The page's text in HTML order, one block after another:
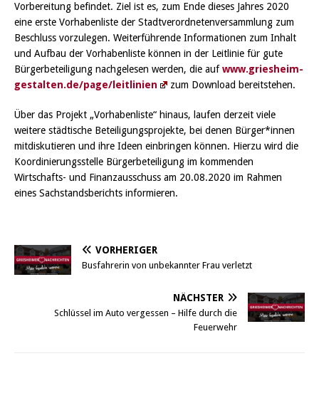
Vorbereitung befindet. Ziel ist es, zum Ende dieses Jahres 2020
eine erste Vorhabenliste der Stadtverordnetenversammlung zum
Beschluss vorzulegen. Weiterführende Informationen zum Inhalt
und Aufbau der Vorhabenliste können in der Leitlinie für gute
Bürgerbeteiligung nachgelesen werden, die aufwww.griesheim-
gestalten.de/page/leitlinien
zum Download bereitstehen.
Über das Projekt „Vorhabenliste“ hinaus, laufen derzeit viele
weitere städtische Beteiligungsprojekte, bei denen Bürger*innen
mitdiskutieren und ihre Ideen einbringen können. Hierzu wird die
Koordinierungsstelle Bürgerbeteiligung im kommenden
Wirtschafts- und Finanzausschuss am 20.08.2020 im Rahmen
eines Sachstandsberichts informieren.
VORHERIGER
Busfahrerin von unbekannter Frau verletzt
NÄCHSTER
Schlüssel im Auto vergessen – Hilfe durch die
Feuerwehr